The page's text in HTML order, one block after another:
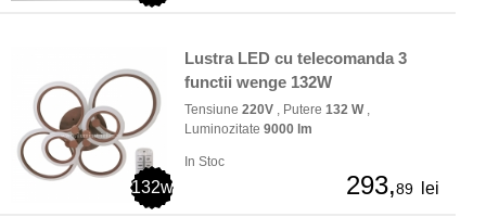
132w
Lustra LED cu telecomanda 3
functii wenge 132W
Tensiune 220V , Putere 132 W,
Luminozitate 9000 lm
In Stoc
293,89 lei